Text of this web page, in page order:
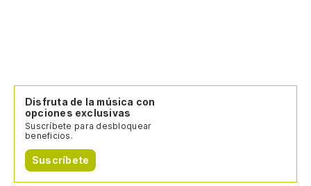
Disfruta de la música con
opciones exclusivas
Suscríbete para desbloquear
beneficios.
Suscríbete